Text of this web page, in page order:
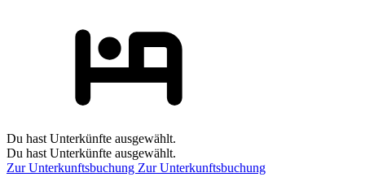
Du hast Unterkünfte ausgewählt.
Du hast Unterkünfte ausgewählt.
Zur Unterkunftsbuchung Zur Unterkunftsbuchung